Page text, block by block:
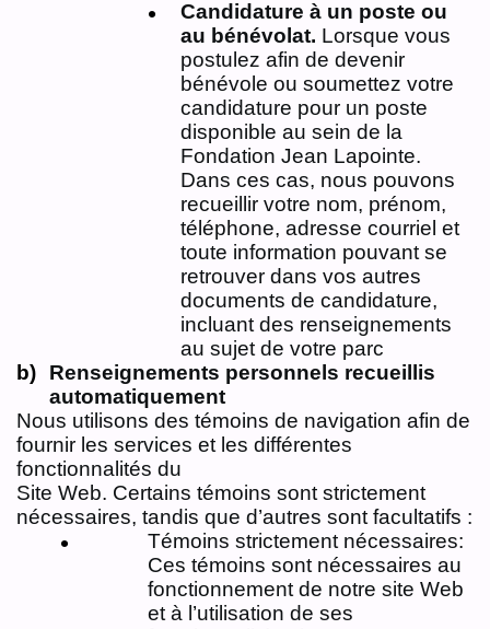
Candidature à un poste ou
au bénévolat. Lorsque vous
postulez afin de devenir
bénévole ou soumettez votre
candidature pour un poste
disponible au sein de la
Fondation Jean Lapointe.
Dans ces cas, nous pouvons
recueillir votre nom, prénom,
téléphone, adresse courriel et
toute information pouvant se
retrouver dans vos autres
documents de candidature,
incluant des renseignements
au sujet de votre parc
Renseignements personnels recueillis
automatiquement
Nous utilisons des témoins de navigation afin de
fournir les services et les différentes
fonctionnalités du
Site Web. Certains témoins sont strictement
nécessaires, tandis que d’autres sont facultatifs :
Témoins strictement nécessaires:
Ces témoins sont nécessaires au
fonctionnement de notre site Web
et à l’utilisation de ses